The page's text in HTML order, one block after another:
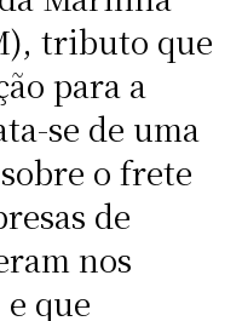
tributo que
para a
se de uma
o frete
de
nos
que